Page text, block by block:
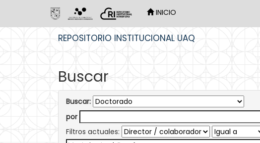
INICIO
REPOSITORIO INSTITUCIONAL UAQ
Buscar
Buscar:
por
Filtros actuales: